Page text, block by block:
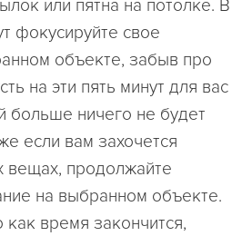
или пятна на потолке. В
фокусируйте свое
объекте, забыв про
на эти пять минут для вас
больше ничего не будет
если вам захочется
вещах, продолжайте
на выбранном объекте.
как время закончится,